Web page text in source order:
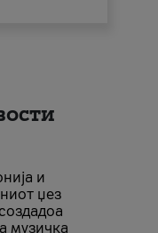
и
џез
музичка